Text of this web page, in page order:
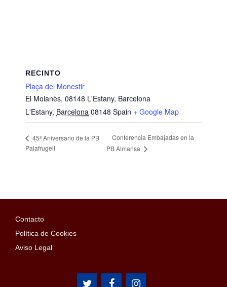
RECINTO
Plaça del Monestir
El Moianès, 08148 L'Estany, Barcelona
L'Estany, Barcelona 08148 Spain + Google Map
45º Aniversario de la PB
Palafrugell
Conferencia Embajadas en la
PB Almansa
Contacto
Política de Cookies
Aviso Legal